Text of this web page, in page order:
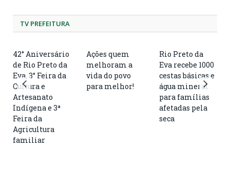
TV PREFEITURA
42° Aniversário
de Rio Preto da
Eva, 3° Feira da
Cultura e
Artesanato
Indígena e 3ª
Feira da
Agricultura
familiar
Ações quem
melhoram a
vida do povo
para melhor!
Rio Preto da
Eva recebe 1000
cestas básicas e
água mineral
para famílias
afetadas pela
seca